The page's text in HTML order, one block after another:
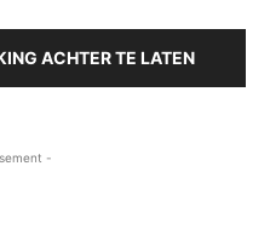
ACHTER TE LATEN
-